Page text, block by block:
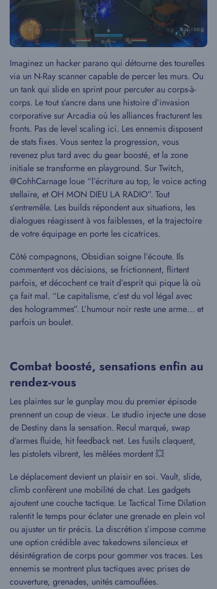
Imaginez un hacker parano qui détourne des tourelles
via un N-Ray scanner capable de percer les murs. Ou
un tank qui slide en sprint pour percuter au corps-à-
corps. Le tout s’ancre dans une histoire d’invasion
corporative sur Arcadia où les alliances fracturent les
fronts. Pas de level scaling ici. Les ennemis disposent
de stats fixes. Vous sentez la progression, vous
revenez plus tard avec du gear boosté, et la zone
initiale se transforme en playground. Sur Twitch,
@CohhCarnage loue “l’écriture au top, le voice acting
stellaire, et OH MON DIEU LA RADIO”. Tout
s’entremêle. Les builds répondent aux situations, les
dialogues réagissent à vos faiblesses, et la trajectoire
de votre équipage en porte les cicatrices.
Côté compagnons, Obsidian soigne l’écoute. Ils
commentent vos décisions, se frictionnent, flirtent
parfois, et décochent ce trait d’esprit qui pique là où
ça fait mal. “Le capitalisme, c’est du vol légal avec
des hologrammes”. L’humour noir reste une arme… et
parfois un boulet.
Combat boosté, sensations enfin au
rendez-vous
Les plaintes sur le gunplay mou du premier épisode
prennent un coup de vieux. Le studio injecte une dose
de Destiny dans la sensation. Recul marqué, swap
d’armes fluide, hit feedback net. Les fusils claquent,
les pistolets vibrent, les mêlées mordent 💥
Le déplacement devient un plaisir en soi. Vault, slide,
climb confèrent une mobilité de chat. Les gadgets
ajoutent une couche tactique. Le Tactical Time Dilation
ralentit le temps pour éclater une grenade en plein vol
ou ajuster un tir précis. La discrétion s’impose comme
une option crédible avec takedowns silencieux et
désintégration de corps pour gommer vos traces. Les
ennemis se montrent plus tactiques avec prises de
couverture, grenades, unités camouflées.